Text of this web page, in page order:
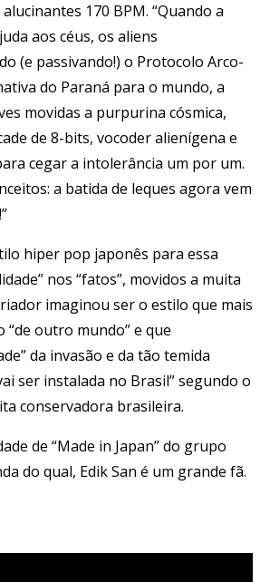
170 BPM. “Quando a
aos céus, os aliens
(e passivando!) o Protocolo Arco-
do Paraná para o mundo, a
movidas a purpurina cósmica,
de 8-bits, vocoder alienígena e
cegar a intolerância um por um.
a batida de leques agora vem
hiper pop japonês para essa
nos “fatos”, movidos a muita
imaginou ser o estilo que mais
“de outro mundo” e que
da invasão e da tão temida
ser instalada no Brasil” segundo o
conservadora brasileira.
de “Made in Japan” do grupo
do qual, Edik San é um grande fã.